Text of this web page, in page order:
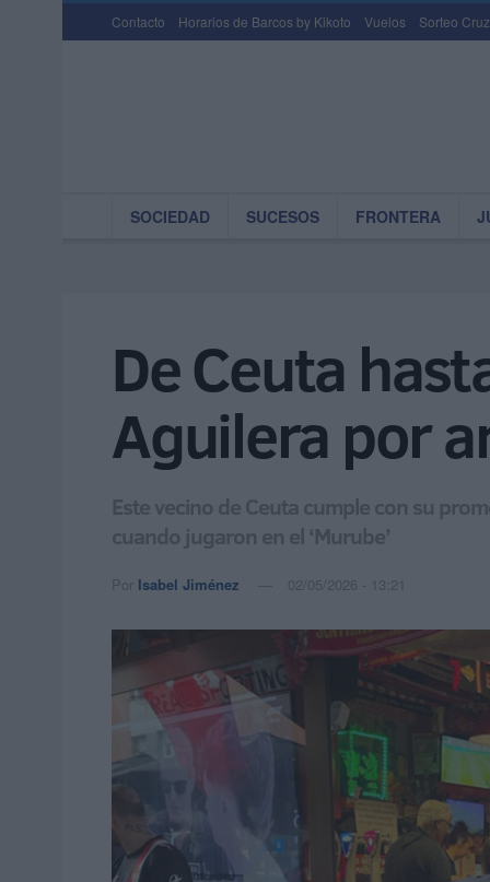
Contacto Horarios de Barcos by Kikoto Vuelos Sorteo
SOCIEDAD SUCESOS FRONTERA
De Ceuta
Aguilera por
Este vecino de Ceuta cumple con su
cuando jugaron en el ‘Murube’
Por Isabel Jiménez 02/05/2026 - 13:21